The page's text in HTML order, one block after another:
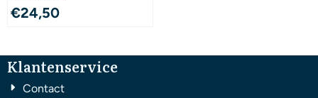
€24,50
Klantenservice
Contact